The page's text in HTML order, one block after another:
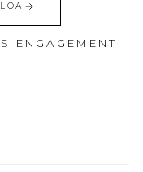
ENGAGEMENT